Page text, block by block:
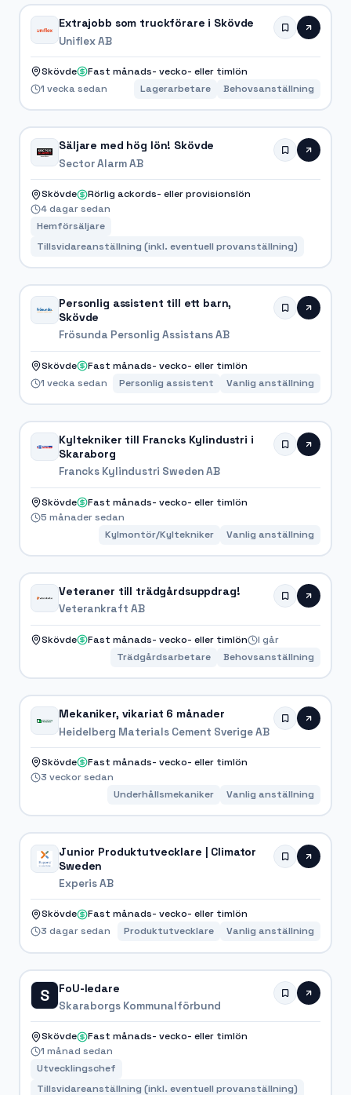
Extrajobb som truckförare i Skövde
Uniflex AB
Skövde
Fast månads- vecko- eller timlön
1 vecka sedan
Lagerarbetare Behovsanställning
Säljare med hög lön! Skövde
Sector Alarm AB
Skövde
Rörlig ackords- eller provisionslön
4 dagar sedan
Hemförsäljare
Tillsvidareanställning (inkl. eventuell provanställning)
Personlig assistent till ett barn,
Skövde
Frösunda Personlig Assistans AB
Skövde
Fast månads- vecko- eller timlön
1 vecka sedan
Personlig assistent Vanlig anställning
Kyltekniker till Francks Kylindustri i
Skaraborg
Francks Kylindustri Sweden AB
Skövde
Fast månads- vecko- eller timlön
5 månader sedan
Kylmontör/Kyltekniker
Vanlig anställning
Veteraner till trädgårdsuppdrag!
Veterankraft AB
Skövde Fast månads- vecko- eller timlön
I går
Trädgårdsarbetare
Behovsanställning
Mekaniker, vikariat 6 månader
Heidelberg Materials Cement Sverige AB
Skövde
Fast månads- vecko- eller timlön
3 veckor sedan
Underhållsmekaniker
Vanlig anställning
Junior Produktutvecklare | Climator
Sweden
Experis AB
Skövde
Fast månads- vecko- eller timlön
3 dagar sedan
Produktutvecklare Vanlig anställning
S FoU-ledare
Skaraborgs Kommunalförbund
Skövde
Fast månads- vecko- eller timlön
1 månad sedan
Utvecklingschef
Tillsvidareanställning (inkl. eventuell provanställning)